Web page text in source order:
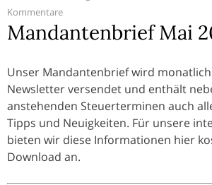
Kommentare
Mandantenbrief Mai
Unser Mandantenbrief wird
Newsletter versendet und enthält
anstehenden Steuerterminen auch
Tipps und Neuigkeiten. Für unsere
bieten wir diese Informationen hier
Download an.